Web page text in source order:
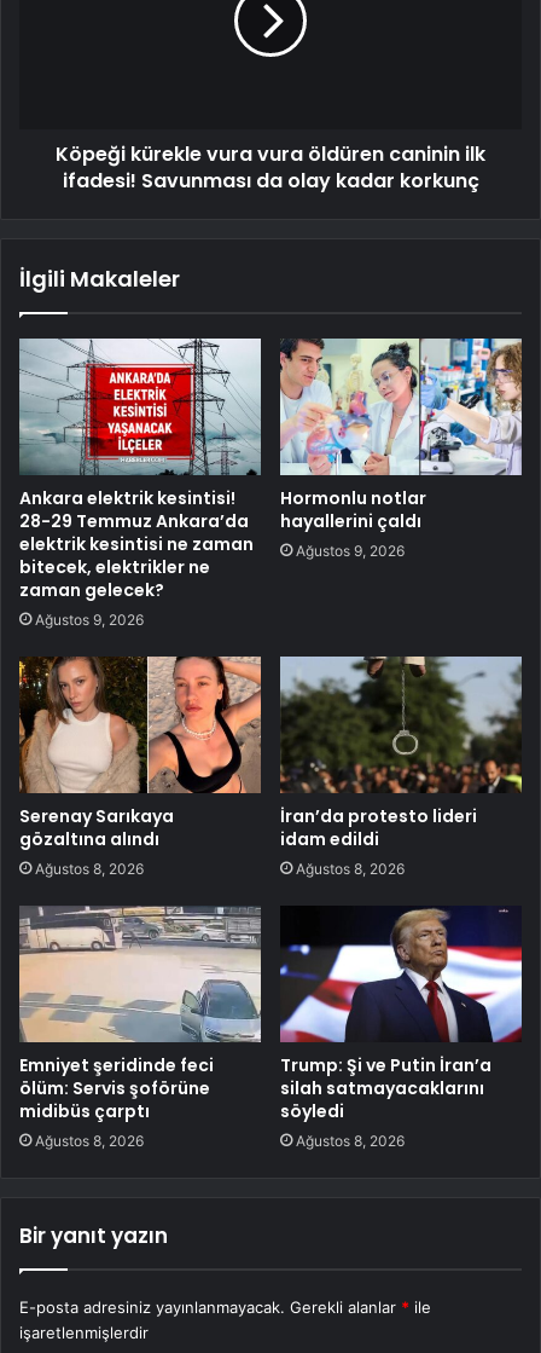
Köpeği kürekle vura vura öldüren caninin ilk
ifadesi! Savunması da olay kadar korkunç
İlgili Makaleler
Ankara elektrik kesintisi!
28-29 Temmuz Ankara’da
elektrik kesintisi ne zaman
bitecek, elektrikler ne
zaman gelecek?
Ağustos 9, 2026
Hormonlu notlar
hayallerini çaldı
Ağustos 9, 2026
Serenay Sarıkaya
gözaltına alındı
Ağustos 8, 2026
İran’da protesto lideri
idam edildi
Ağustos 8, 2026
Emniyet şeridinde feci
ölüm: Servis şoförüne
midibüs çarptı
Ağustos 8, 2026
Trump: Şi ve Putin İran’a
silah satmayacaklarını
söyledi
Ağustos 8, 2026
Bir yanıt yazın
E-posta adresiniz yayınlanmayacak. Gerekli alanlar * ile
işaretlenmişlerdir